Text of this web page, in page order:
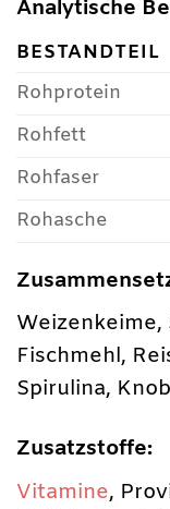
Analytische
BESTANDTEIL
Rohprotein
Rohfett
Rohfaser
Rohasche
Fischmehl,
Spirulina,
Zusatzstoffe:
Vitamine,